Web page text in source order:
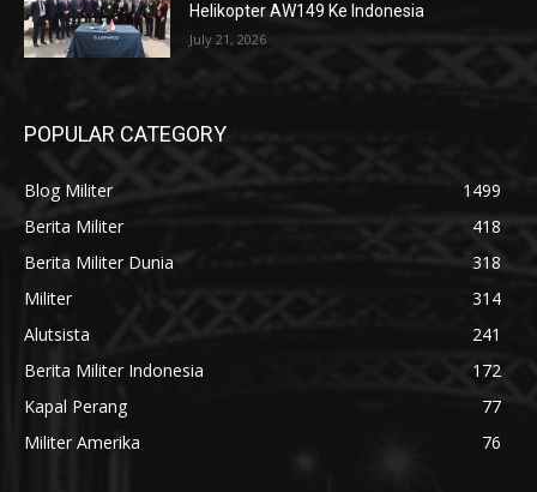
Helikopter AW149 Ke Indonesia
July 21, 2026
POPULAR CATEGORY
Blog Militer
1499
Berita Militer
418
Berita Militer Dunia
318
Militer
314
Alutsista
241
Berita Militer Indonesia
172
Kapal Perang
77
Militer Amerika
76